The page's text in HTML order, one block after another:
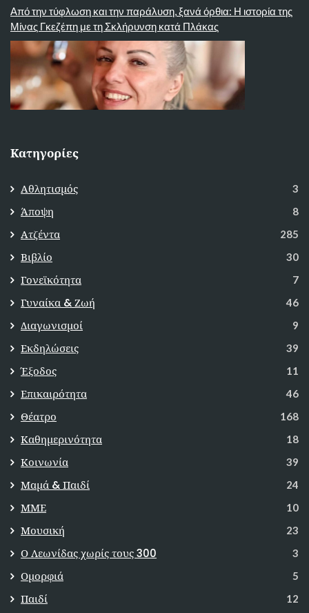
Από την τύφλωση και την παράλυση, ξανά όρθια: Η ιστορία της
Μίνας Γκεζέπη με τη Σκλήρυνση κατά Πλάκας
Κατηγορίες
Αθλητισμός 3
Άποψη 8
Ατζέντα 285
Βιβλίο 30
Γονεϊκότητα 7
Γυναίκα & Ζωή 46
Διαγωνισμοί 9
Εκδηλώσεις 39
Έξοδος 11
Επικαιρότητα 46
Θέατρο 168
Καθημερινότητα 18
Κοινωνία 39
Μαμά & Παιδί 24
ΜΜΕ 10
Μουσική 23
Ο Λεωνίδας χωρίς τους 300 3
Ομορφιά 5
Παιδί 12